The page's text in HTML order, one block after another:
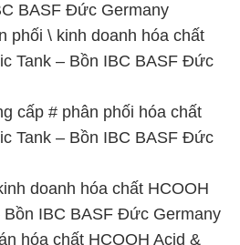
BASF Đức Germany
phối \ kinh doanh hóa chất
Tank – Bồn IBC BASF Đức
cấp # phân phối hóa chất
Tank – Bồn IBC BASF Đức
doanh hóa chất HCOOH
Bồn IBC BASF Đức Germany
hóa chất HCOOH Acid &